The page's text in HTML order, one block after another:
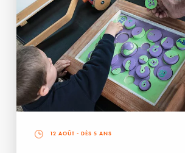
12 AOÛT - DÈS 5 ANS